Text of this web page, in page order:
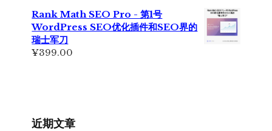
为：
¥6,990.00。
价
格
为：
Rank Math SEO Pro - 第1号
WordPress SEO优化插件和SEO界的
瑞士军刀
¥399.00
近期文章